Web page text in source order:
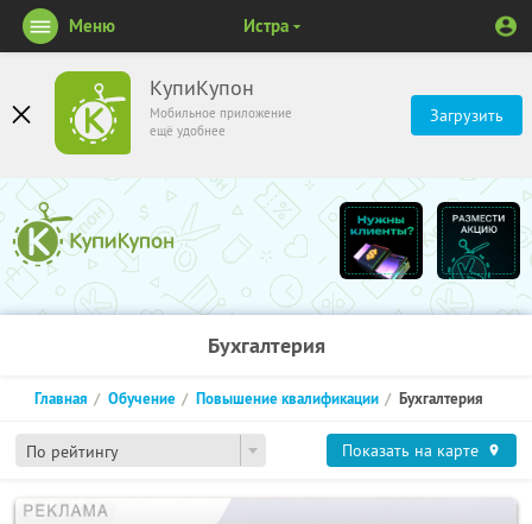
КупиКупон
Мобильное приложение
ещё удобнее
Загрузить
Меню Истра
Бухгалтерия
По рейтингу
Главная Обучение Повышение квалификации Бухгалтерия
Показать на карте